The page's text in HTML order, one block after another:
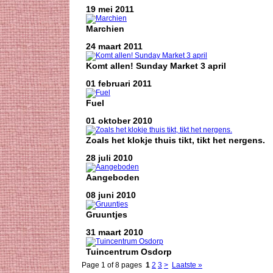
19 mei 2011
Marchien
24 maart 2011
Komt allen! Sunday Market 3 april
01 februari 2011
Fuel
01 oktober 2010
Zoals het klokje thuis tikt, tikt het nergens.
28 juli 2010
Aangeboden
08 juni 2010
Gruuntjes
31 maart 2010
Tuincentrum Osdorp
Page 1 of 8 pages 1 2 3 > Laatste »